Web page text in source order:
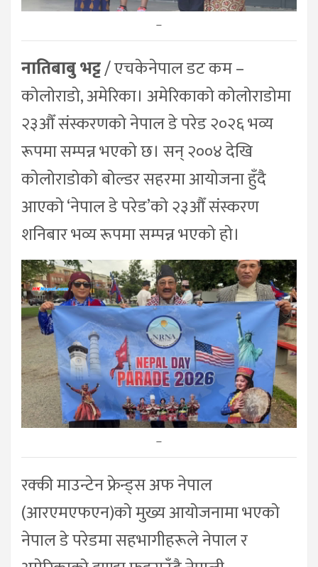
–
नातिबाबु भट्ट/ एचकेनेपाल डट कम –
कोलोराडो, अमेरिका। अमेरिकाको कोलोराडोमा
२३औँ संस्करणको नेपाल डे परेड २०२६ भव्य
रूपमा सम्पन्न भएको छ। सन् २००४ देखि
कोलोराडोको बोल्डर सहरमा आयोजना हुँदै
आएको ‘नेपाल डे परेड’को २३औँ संस्करण
शनिबार भव्य रूपमा सम्पन्न भएको हो।
–
रक्की माउन्टेन फ्रेन्ड्स अफ नेपाल
(आरएमएफएन)को मुख्य आयोजनामा भएको
नेपाल डे परेडमा सहभागीहरूले नेपाल र